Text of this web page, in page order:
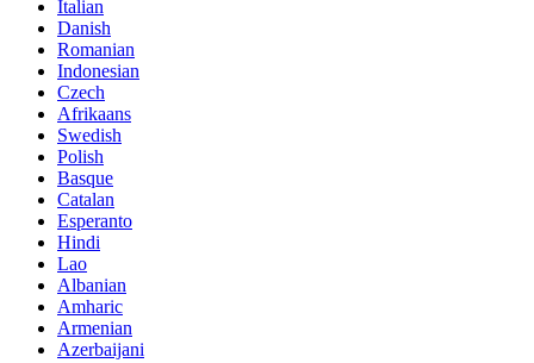
Italian
Danish
Romanian
Indonesian
Czech
Afrikaans
Swedish
Polish
Basque
Catalan
Esperanto
Hindi
Lao
Albanian
Amharic
Armenian
Azerbaijani